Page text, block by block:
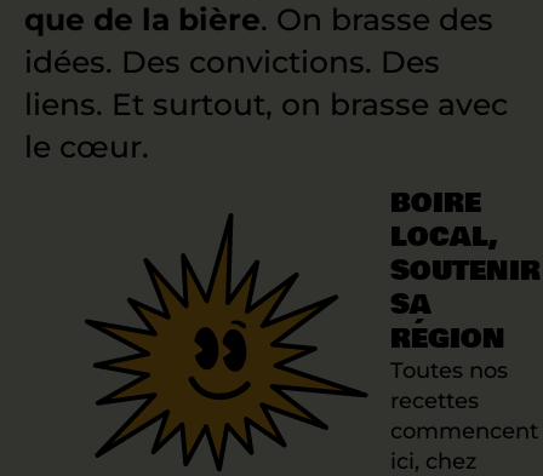
que de la bière. On brasse des
idées. Des convictions. Des
liens. Et surtout, on brasse avec
le cœur.
BOIRE
LOCAL,
SOUTENIR
SA
RÉGION
Toutes nos
recettes
commencent
ici, chez